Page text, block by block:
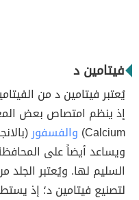
فيتامين د
يُعتبر فيتامين د من
إذ ينظم امتصاص بعض
Calcium) والفسفور
ويساعد أيضاً على
السليم لها. ويُعتبر الجلد
لتصنيع فيتامين د؛ إذ